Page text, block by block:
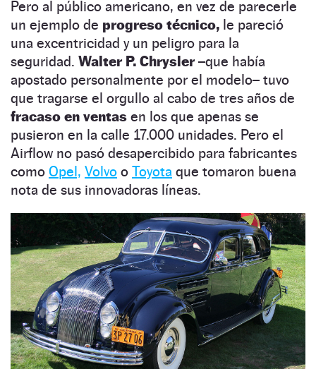
Pero al público americano, en vez de parecerle
un ejemplo de progreso técnico, le pareció
una excentricidad y un peligro para la
seguridad. Walter P. Chrysler–que había
apostado personalmente por el modelo– tuvo
que tragarse el orgullo al cabo de tres años de
fracaso en ventas en los que apenas se
pusieron en la calle 17.000 unidades. Pero el
Airflow no pasó desapercibido para fabricantes
como Opel, Volvo o Toyota que tomaron buena
nota de sus innovadoras líneas.